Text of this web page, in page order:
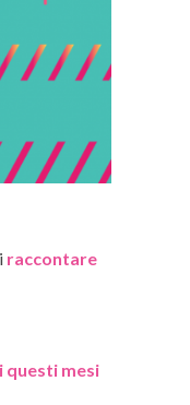
raccontare
questi mesi